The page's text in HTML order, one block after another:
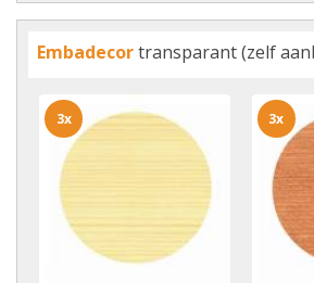
Embadecortransparant (zelf
3x 3x